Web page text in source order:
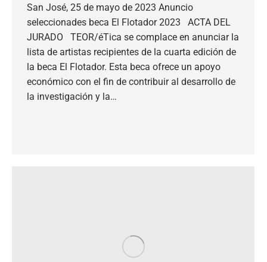
San José, 25 de mayo de 2023 Anuncio
seleccionades beca El Flotador 2023 ACTA DEL
JURADO TEOR/éTica se complace en anunciar la
lista de artistas recipientes de la cuarta edición de
la beca El Flotador. Esta beca ofrece un apoyo
económico con el fin de contribuir al desarrollo de
la investigación y la…